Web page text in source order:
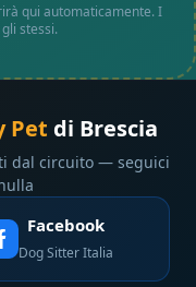
qui automaticamente. I
stessi.
Pet di Brescia
dal circuito — seguici
Facebook
Dog Sitter Italia